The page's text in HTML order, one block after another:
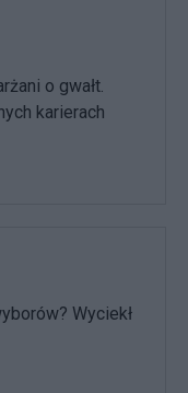
o gwałt.
karierach
Wyciekł